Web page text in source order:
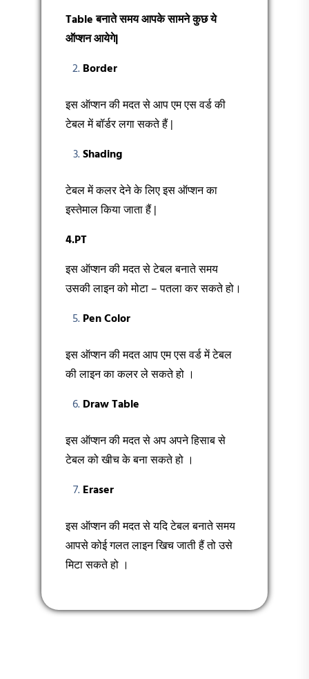
Tableबनाते समय आपके सामने कुछ ये
ऑप्शन आयेगे|
Border
इस ऑप्शन की मदत से आप एम एस वर्ड की
टेबल में बॉर्डर लगा सकते हैं |
Shading
टेबल में कलर देने के लिए इस ऑप्शन का
इस्तेमाल किया जाता हैं |
4.PT
इस ऑप्शन की मदत से टेबल बनाते समय
उसकी लाइन को मोटा – पतला कर सकते हो।
Pen Color
इस ऑप्शन की मदत आप एम एस वर्ड में टेबल
की लाइन का कलर ले सकते हो ।
Draw Table
इस ऑप्शन की मदत से अप अपने हिसाब से
टेबल को खीच के बना सकते हो ।
Eraser
इस ऑप्शन की मदत से यदि टेबल बनाते समय
आपसे कोई गलत लाइन खिच जाती हैं तो उसे
मिटा सकते हो ।